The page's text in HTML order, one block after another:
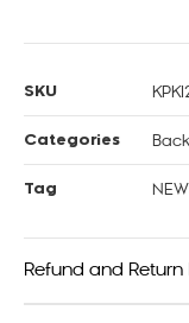
SKU
Categories
Tag
Refund and Return